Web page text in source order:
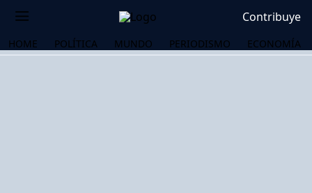
Contribuye
HOME POLÍTICA MUNDO PERIODISMO ECONOMÍA